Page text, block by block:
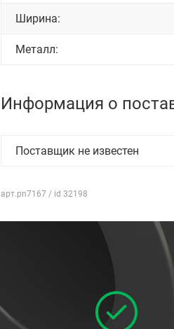
Ширина:
Металл:
Информация о
Поставщик не известен
арт.pn7167 / id 32198